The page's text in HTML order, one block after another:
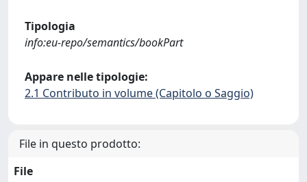
Tipologia
info:eu-repo/semantics/bookPart
Appare nelle tipologie:
2.1 Contributo in volume (Capitolo o Saggio)
File in questo prodotto:
File